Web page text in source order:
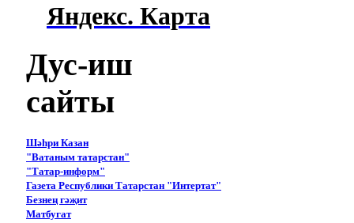
Яндекс. Карта
Дус-иш
сайты
Шәһри Казан
"Ватаным татарстан"
"Татар-информ"
Газета Республики Татарстан "Интертат"
Безнең гәҗит
Матбугат